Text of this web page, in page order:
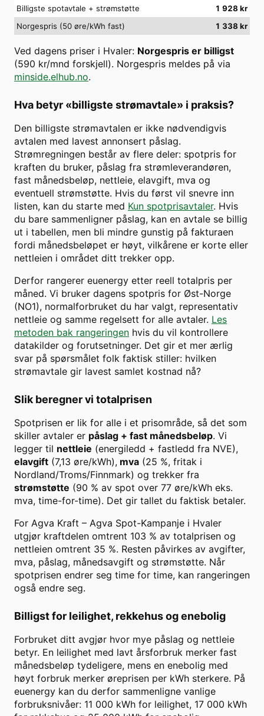
Billigste spotavtale + strømstøtte 1 928 kr
Norgespris (50 øre/kWh fast)
1 338 kr
Ved dagens priser i Hvaler: Norgespris er billigst
(590 kr/mnd forskjell). Norgespris meldes på via
minside.elhub.no.
Hva betyr «billigste strømavtale» i praksis?
Den billigste strømavtalen er ikke nødvendigvis
avtalen med lavest annonsert påslag.
Strømregningen består av flere deler: spotpris for
kraften du bruker, påslag fra strømleverandøren,
fast månedsbeløp, nettleie, elavgift, mva og
eventuell strømstøtte. Hvis du først vil snevre inn
listen, kan du starte med Kun spotprisavtaler. Hvis
du bare sammenligner påslag, kan en avtale se billig
ut i tabellen, men bli mindre gunstig på fakturaen
fordi månedsbeløpet er høyt, vilkårene er korte eller
nettleien i området ditt trekker opp.
Derfor rangerer euenergy etter reell totalpris per
måned. Vi bruker dagens spotpris for Øst-Norge
(NO1), normalforbruket du har valgt, representativ
nettleie og samme regelsett for alle avtaler. Les
metoden bak rangeringen hvis du vil kontrollere
datakilder og forutsetninger. Det gir et mer ærlig
svar på spørsmålet folk faktisk stiller: hvilken
strømavtale gir lavest samlet kostnad nå?
Slik beregner vi totalprisen
Spotprisen er lik for alle i et prisområde, så det som
skiller avtaler er påslag + fast månedsbeløp. Vi
legger til nettleie (energiledd + fastledd fra NVE),
elavgift (7,13 øre/kWh), mva (25 %, fritak i
Nordland/Troms/Finnmark) og trekker fra
strømstøtte (90 % av spot over 77 øre/kWh eks.
mva, time-for-time). Det gir tallet du faktisk betaler.
For Agva Kraft – Agva Spot-Kampanje i Hvaler
utgjør kraftdelen omtrent 103 % av totalprisen og
nettleien omtrent 35 %. Resten påvirkes av avgifter,
mva, påslag, månedsavgift og strømstøtte. Når
spotprisen endrer seg time for time, kan rangeringen
også endre seg.
Billigst for leilighet, rekkehus og enebolig
Forbruket ditt avgjør hvor mye påslag og nettleie
betyr. En leilighet med lavt årsforbruk merker fast
månedsbeløp tydeligere, mens en enebolig med
høyt forbruk merker øreprisen per kWh sterkere. På
euenergy kan du derfor sammenligne vanlige
forbruksnivåer: 11 000 kWh for leilighet, 17 000 kWh